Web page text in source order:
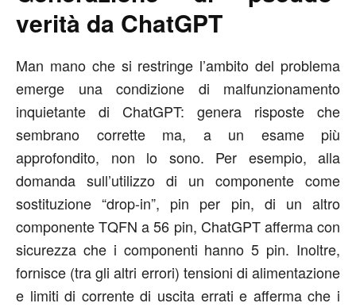
verità da ChatGPT
Man mano che si restringe l’ambito del problema
emerge una condizione di malfunzionamento
inquietante di ChatGPT: genera risposte che
sembrano corrette ma, a un esame più
approfondito, non lo sono. Per esempio, alla
domanda sull’utilizzo di un componente come
sostituzione “drop-in”, pin per pin, di un altro
componente TQFN a 56 pin, ChatGPT afferma con
sicurezza che i componenti hanno 5 pin. Inoltre,
fornisce (tra gli altri errori) tensioni di alimentazione
e limiti di corrente di uscita errati e afferma che i